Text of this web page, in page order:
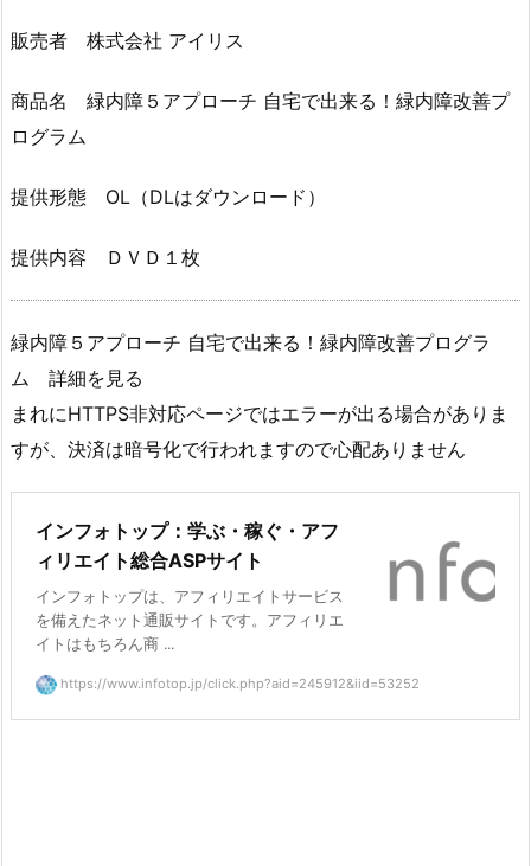
販売者 株式会社 アイリス
商品名 緑内障５アプローチ 自宅で出来る！緑内障改善プ
ログラム
提供形態 OL（DLはダウンロード）
提供内容 ＤＶＤ１枚
緑内障５アプローチ 自宅で出来る！緑内障改善プログラ
ム 詳細を見る
まれにHTTPS非対応ページではエラーが出る場合がありま
すが、決済は暗号化で行われますので心配ありません
インフォトップ：学ぶ・稼ぐ・アフ
ィリエイト総合ASPサイト
インフォトップは、アフィリエイトサービス
を備えたネット通販サイトです。アフィリエ
イトはもちろん商 ...
https://www.infotop.jp/click.php?aid=245912&iid=53252